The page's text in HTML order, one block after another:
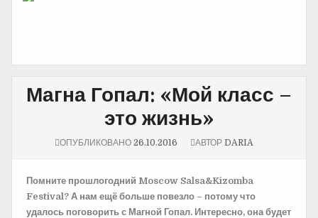
Магна Гопал: «Мой класс –
это жизнь»
ОПУБЛИКОВАНО 26.10.2016 АВТОР DARIA
Помните прошлогодний Moscow Salsa&Kizomba
Festival? А нам ещё больше повезло – потому что
удалось поговорить с Магной Гопал. Интересно, она будет